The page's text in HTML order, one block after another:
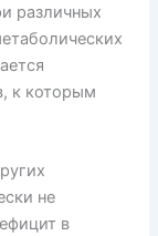
различных
к которым
не
в